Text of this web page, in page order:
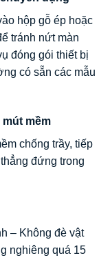
hộp gỗ ép hoặc
tránh nứt màn
đóng gói thiết bị
có sẵn các mẫu
mềm
chống trầy, tiếp
đứng trong
– Không đè vật
nghiêng quá 15